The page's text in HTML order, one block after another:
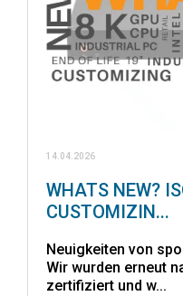
14.04.2026
WHATS NEW?
CUSTOMIZIN...
Neuigkeiten von
Wir wurden erneut
zertifiziert und w...